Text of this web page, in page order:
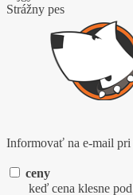
Strážny pes
Informovať na e-mail pri
ceny
keď cena klesne pod